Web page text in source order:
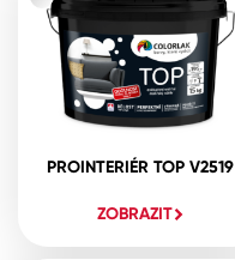
PROINTERIÉR TOP V2519
ZOBRAZIT